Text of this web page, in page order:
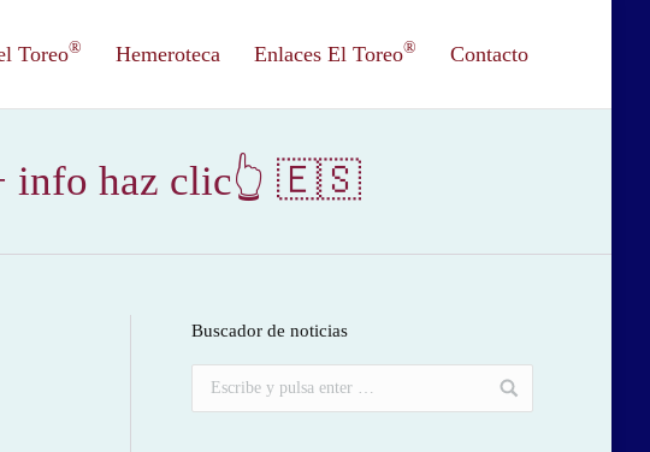
Toreo® Hemeroteca Enlaces El Toreo® Contacto
info haz clic👆 🇪🇸
Buscador de noticias